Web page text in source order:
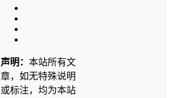
声明： 本站所有文
章，如无特殊说明
或标注，均为本站